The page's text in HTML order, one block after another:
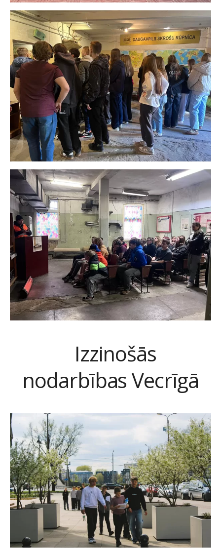
Izzinošās
nodarbības Vecrīgā